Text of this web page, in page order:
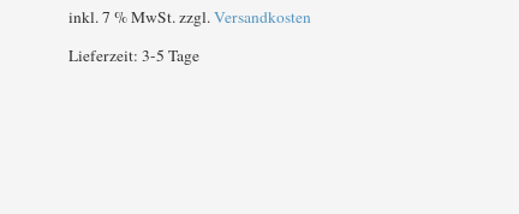
inkl. 7 % MwSt. zzgl. Versandkosten
Lieferzeit: 3-5 Tage